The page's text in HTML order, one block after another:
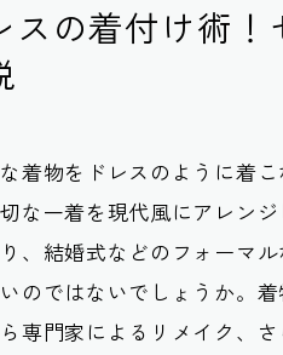
スの着付け術
着物をドレスのように着
な一着を現代風にアレン
、結婚式などのフォーマ
のではないでしょうか。
専門家によるリメイク、